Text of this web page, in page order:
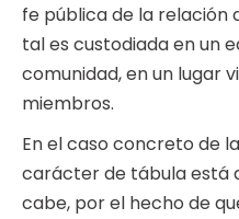
fe pública de la relación
tal es custodiada en un
comunidad, en un lugar
miembros.
En el caso concreto de
carácter de tábula está
cabe, por el hecho de